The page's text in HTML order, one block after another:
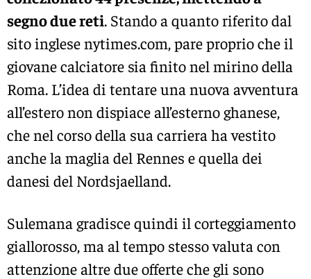
segno due reti. Stando a quanto riferito dal
sito inglese nytimes.com, pare proprio che il
giovane calciatore sia finito nel mirino della
Roma. L’idea di tentare una nuova avventura
all’estero non dispiace all’esterno ghanese,
che nel corso della sua carriera ha vestito
anche la maglia del Rennes e quella dei
danesi del Nordsjaelland.
Sulemana gradisce quindi il corteggiamento
giallorosso, ma al tempo stesso valuta con
attenzione altre due offerte che gli sono